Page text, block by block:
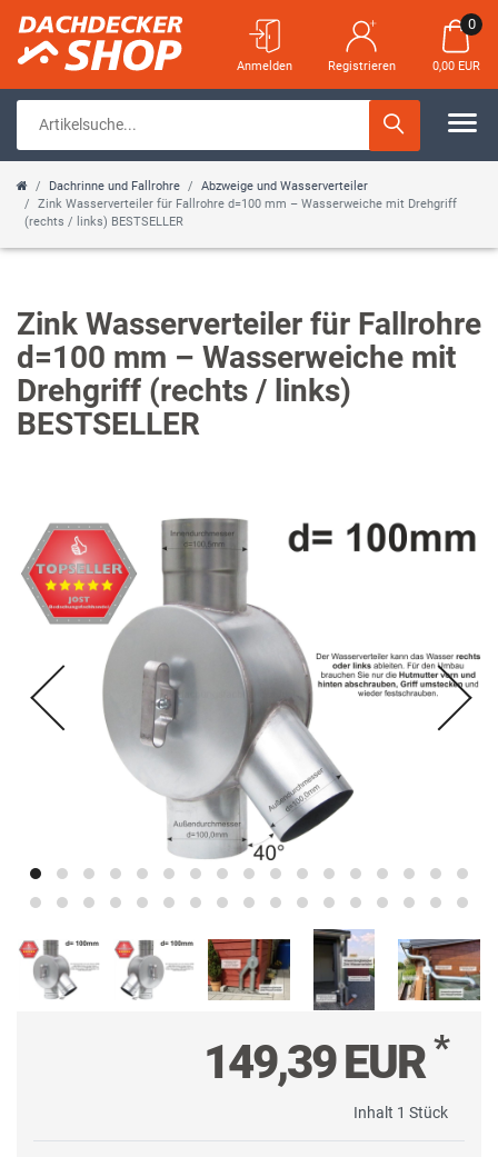
Anmelden Registrieren
0
0,00 EUR
Dachrinne und Fallrohre
Abzweige und Wasserverteiler
Zink Wasserverteiler für Fallrohre d=100 mm – Wasserweiche mit Drehgriff
(rechts / links) BESTSELLER
Zink Wasserverteiler für Fallrohre
d=100 mm – Wasserweiche mit
Drehgriff (rechts / links)
BESTSELLER
149,39 EUR*
Inhalt 1 Stück